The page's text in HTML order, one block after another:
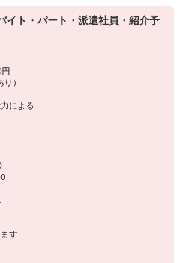
場を探しているなら、この機会にぜひ！
っぱい ／
ォロー体制も万全
、テーマパークに飲食店など
に楽しめちゃう福利厚生も注目のポイント
どのケア
リエーション
いつでも快適にお仕事できますよ！
て少しずつお仕事をお願いしていきます。
代・60代、
（エルダー）、シニア世代まで幅広く活躍
しっかり稼いでおきたい！」
ないかな…」
イトを探してる。」
にご連絡ください♪
イト・パート・派遣社員・紹介予
）
による
す